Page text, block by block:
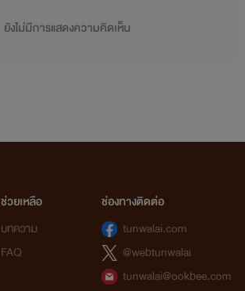
ยังไม่มีการแสดงความคิดเห็น
ช่วยเหลือ
บทความ
FAQ
ช่องทางติดต่อ
tunwalai.com
@webtunwalai
tunwalai@ookbee.com